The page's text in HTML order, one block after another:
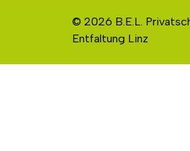
© 2026 B.E.L.
Entfaltung Linz